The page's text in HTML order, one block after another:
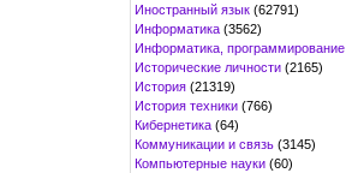
Иностранный язык (62791)
Информатика (3562)
Информатика, программирование
Исторические личности (2165)
История (21319)
История техники (766)
Кибернетика (64)
Коммуникации и связь (3145)
Компьютерные науки (60)